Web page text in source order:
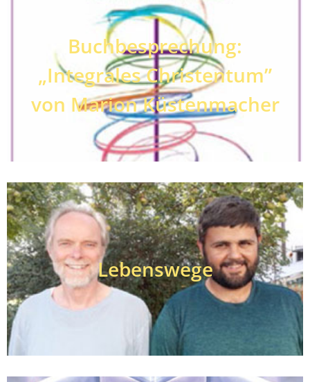
Buchbesprechung:
„Integrales Christentum”
von Marion Küstenmacher
Lebenswege